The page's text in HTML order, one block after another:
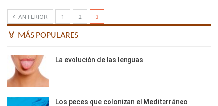
ANTERIOR 1 2 3
🏅 MÁS POPULARES
La evolución de las lenguas
Los peces que colonizan el Mediterráneo